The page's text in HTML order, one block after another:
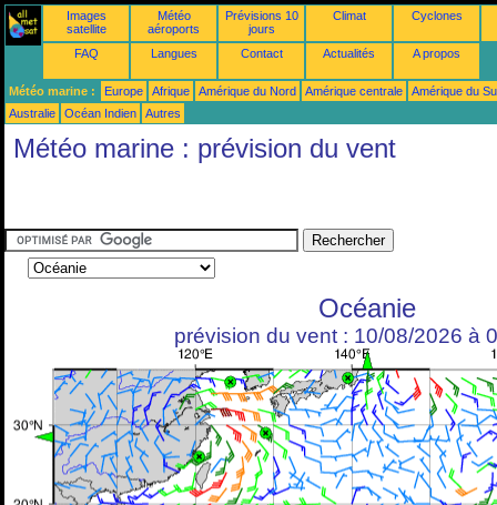
Images
satellite
Météo
aéroports
Prévisions 10
jours
Climat Cyclones
FAQ Langues Contact Actualités A propos
Météo marine : Europe Afrique Amérique du Nord Amérique centrale
Amérique du
Australie
Océan Indien Autres
Météo marine : prévision du vent
Océanie
prévision du vent : 10/08/2026 à